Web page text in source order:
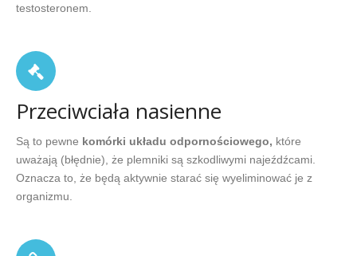
testosteronem.
Przeciwciała nasienne
Są to pewne komórki układu odpornościowego, które
uważają (błędnie), że plemniki są szkodliwymi najeźdźcami.
Oznacza to, że będą aktywnie starać się wyeliminować je z
organizmu.